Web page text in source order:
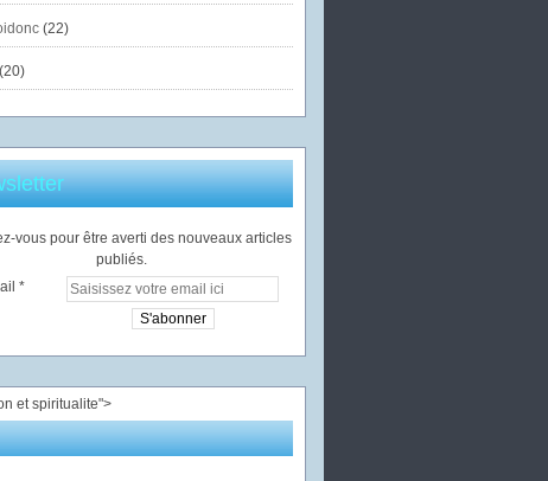
(22)
(20)
vous pour être averti des nouveaux articles
publiés.
">